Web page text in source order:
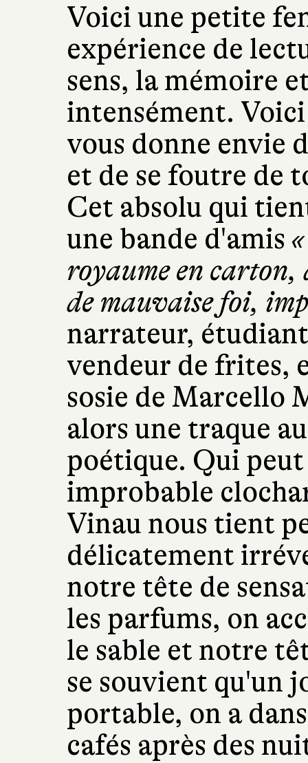
Voici une petite
expérience de
sens, la mémoire
intensément.
vous donne envie
et de se foutre de
Cet absolu qui
une bande d'amis
royaume en carton,
de mauvaise foi,
narrateur, étudiant
vendeur de frites,
sosie de Marcello
alors une traque
poétique. Qui
improbable
Vinau nous tient
délicatement
notre tête de
les parfums, on
le sable et notre
se souvient qu'un
portable, on a
cafés après des